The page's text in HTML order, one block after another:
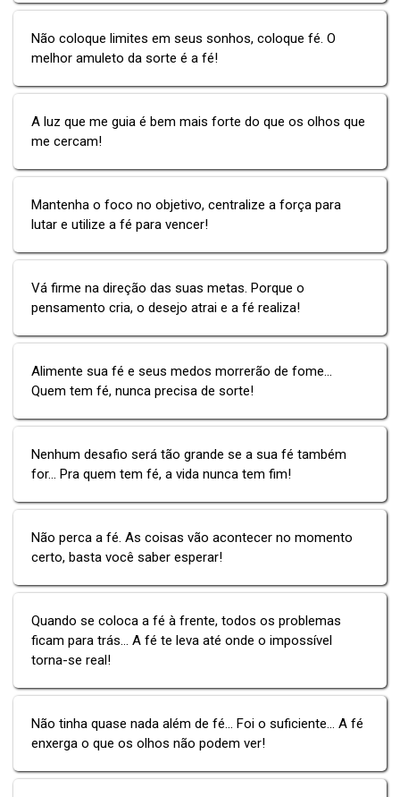
Não coloque limites em seus sonhos, coloque fé. O
melhor amuleto da sorte é a fé!
A luz que me guia é bem mais forte do que os olhos que
me cercam!
Mantenha o foco no objetivo, centralize a força para
lutar e utilize a fé para vencer!
Vá firme na direção das suas metas. Porque o
pensamento cria, o desejo atrai e a fé realiza!
Alimente sua fé e seus medos morrerão de fome...
Quem tem fé, nunca precisa de sorte!
Nenhum desafio será tão grande se a sua fé também
for... Pra quem tem fé, a vida nunca tem fim!
Não perca a fé. As coisas vão acontecer no momento
certo, basta você saber esperar!
Quando se coloca a fé à frente, todos os problemas
ficam para trás... A fé te leva até onde o impossível
torna-se real!
Não tinha quase nada além de fé... Foi o suficiente... A fé
enxerga o que os olhos não podem ver!